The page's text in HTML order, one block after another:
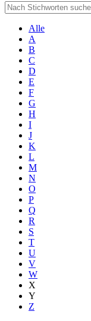
Alle
A
B
C
D
E
F
G
H
I
J
K
L
M
N
O
P
Q
R
S
T
U
V
W
X
Y
Z